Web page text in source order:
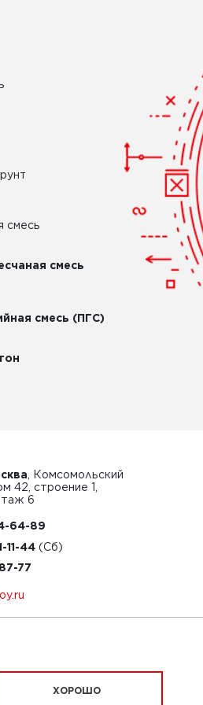
смесь
смесь
смесь (ПГС)
, Комсомольский
42, строение 1,
6
64-89
11-44
77
ХОРОШО